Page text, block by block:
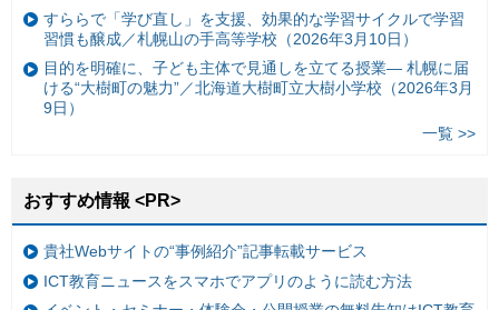
すららで「学び直し」を支援、効果的な学習サイクルで学習
習慣も醸成／札幌山の手高等学校（2026年3月10日）
目的を明確に、子ども主体で見通しを立てる授業— 札幌に届
ける“大樹町の魅力”／北海道大樹町立大樹小学校（2026年3月
9日）
一覧 >>
おすすめ情報 <PR>
貴社Webサイトの“事例紹介”記事転載サービス
ICT教育ニュースをスマホでアプリのように読む方法